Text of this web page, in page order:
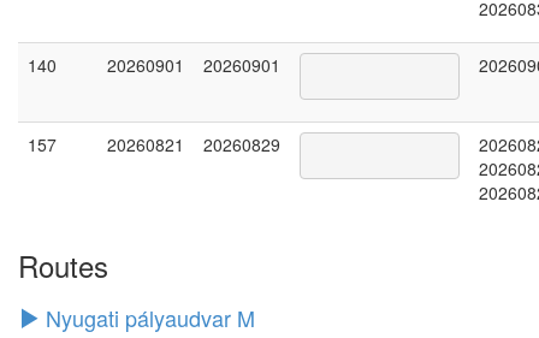
140 20260901 20260901
157 20260821 20260829
Routes
Nyugati pályaudvar M